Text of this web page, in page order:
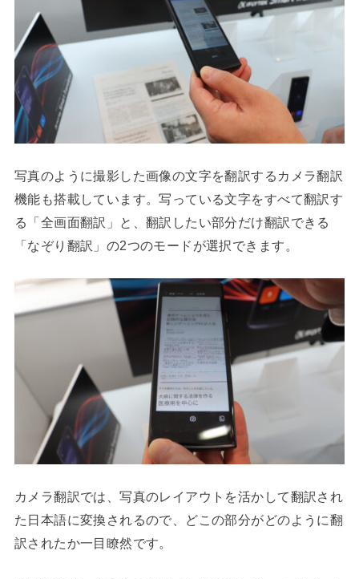
写真のように撮影した画像の文字を翻訳するカメラ翻訳
機能も搭載しています。写っている文字をすべて翻訳す
る「全画面翻訳」と、翻訳したい部分だけ翻訳できる
「なぞり翻訳」の2つのモードが選択できます。
カメラ翻訳では、写真のレイアウトを活かして翻訳され
た日本語に変換されるので、どこの部分がどのように翻
訳されたか一目瞭然です。